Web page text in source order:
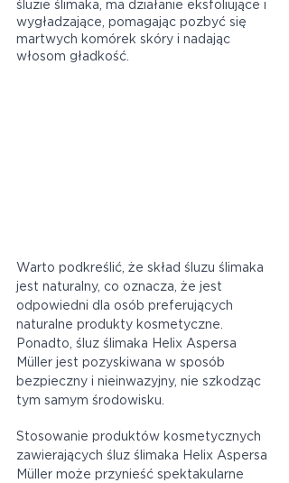
śluzie ślimaka, ma działanie eksfoliujące i
wygładzające, pomagając pozbyć się
martwych komórek skóry i nadając
włosom gładkość.
Warto podkreślić, że skład śluzu ślimaka
jest naturalny, co oznacza, że jest
odpowiedni dla osób preferujących
naturalne produkty kosmetyczne.
Ponadto, śluz ślimaka Helix Aspersa
Müller jest pozyskiwana w sposób
bezpieczny i nieinwazyjny, nie szkodząc
tym samym środowisku.
Stosowanie produktów kosmetycznych
zawierających śluz ślimaka Helix Aspersa
Müller może przynieść spektakularne